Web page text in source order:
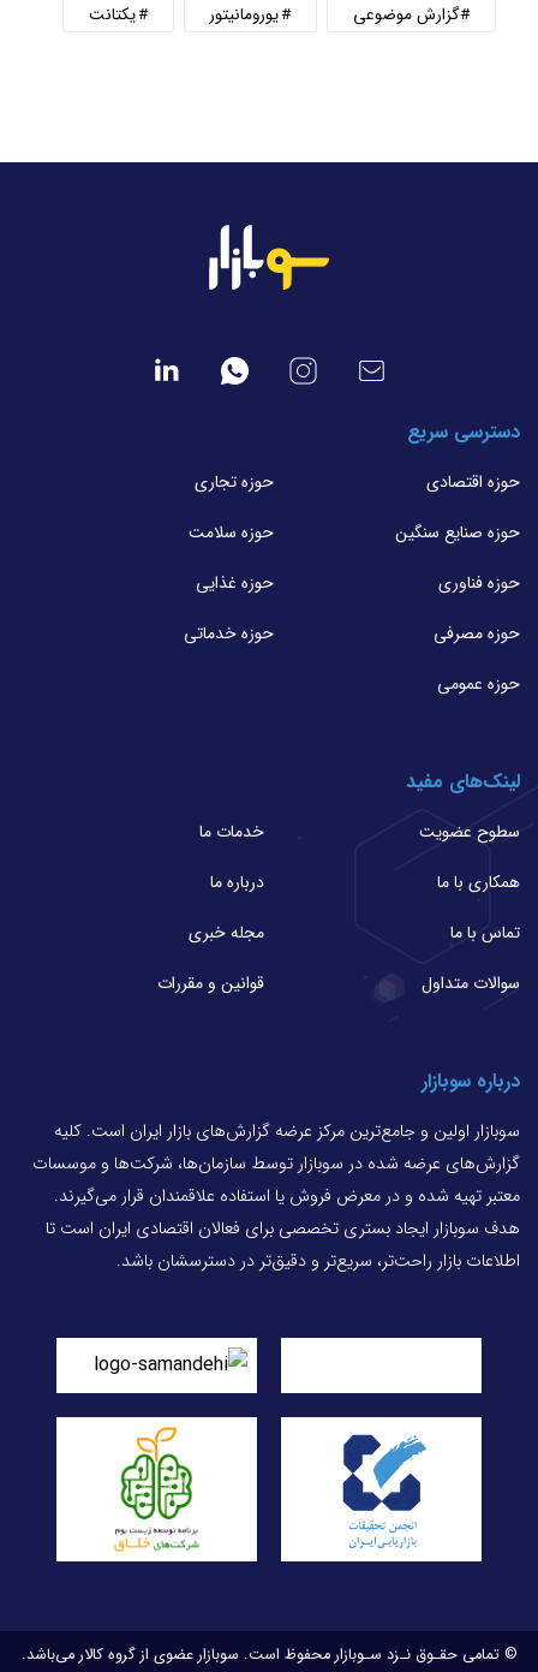
گزارش موضوعی
یورومانیتور یکتانت
دسترسی سریع
حوزه اقتصادی
حوزه تجاری
حوزه صنایع سنگین
حوزه سلامت
حوزه فناوری
حوزه غذایی
حوزه مصرفی
حوزه خدماتی
حوزه عمومی
لینک‌های مفید
سطوح عضویت
خدمات ما
همکاری با ما
درباره ما
تماس با ما
مجله خبری
سوالات متداول
قوانین و مقررات
درباره سوبازار
سوبازار اولین و جامع‌ترین مرکز عرضه گزارش‌های بازار ایران است. کلیه
گزارش‌های عرضه شده در سوبازار توسط سازمان‌ها، شرکت‌ها و موسسات
معتبر تهیه شده و در معرض فروش یا استفاده علاقمندان قرار می‌گیرند.
هدف سوبازار ایجاد بستری تخصصی برای فعالان اقتصادی ایران است تا
اطلاعات بازار راحت‌تر، سریع‌تر و دقیق‌تر در دسترسشان باشد.
© تمامی حقـوق نـزد سـوبازار محفوظ است. سوبازار عضوی از گروه کالار می‌باشد.